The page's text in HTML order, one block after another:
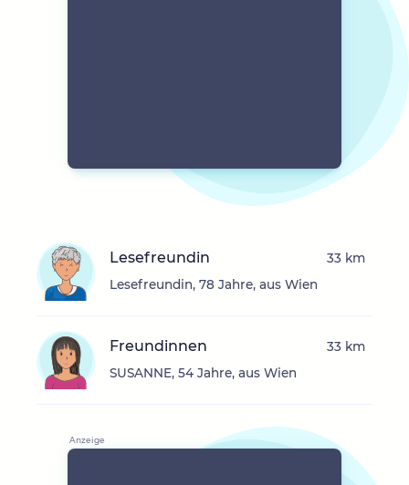
Lesefreundin
Lesefreundin, 78 Jahre, aus Wien
33 km
Freundinnen
SUSANNE, 54 Jahre, aus Wien
33 km